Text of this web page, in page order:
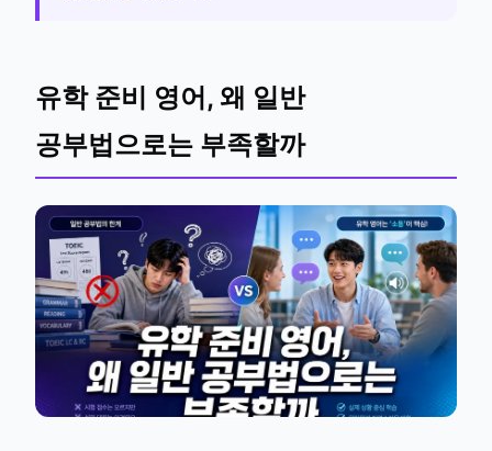
유학 준비 영어, 왜 일반
공부법으로는 부족할까